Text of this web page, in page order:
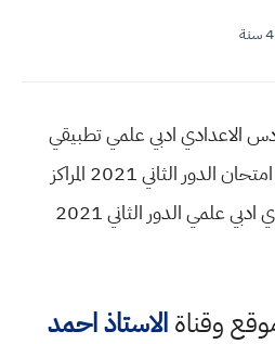
الاعدادي ادبي علمي تطبيقي
احيائي مديرية تربية البصرة امتحان الدور الثاني 2021 المراكز
الامتحانية السادس الاعدادي ادبي علمي الدور الثاني 2021
وقناةالاستاذ احمد